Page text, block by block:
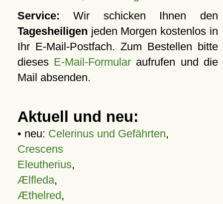
Service: Wir schicken Ihnen den
Tagesheiligen jeden Morgen kostenlos in
Ihr E-Mail-Postfach. Zum Bestellen bitte
dieses E-Mail-Formular aufrufen und die
Mail absenden.
Aktuell und neu:
• neu: Celerinus und Gefährten,
Crescens
Eleutherius,
Ælfleda,
Æthelred,